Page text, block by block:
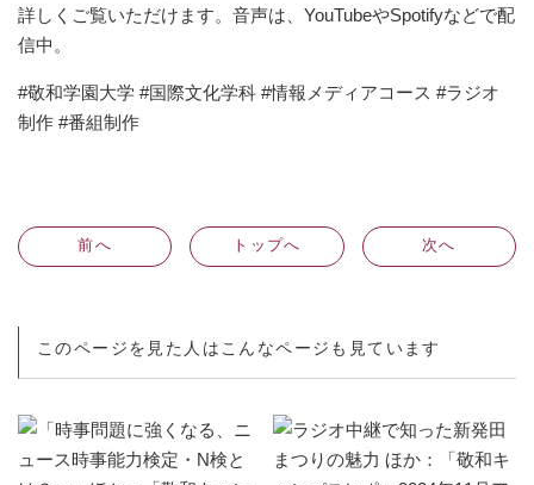
詳しくご覧いただけます。音声は、YouTubeやSpotifyなどで配
信中。
#敬和学園大学 #国際文化学科 #情報メディアコース #ラジオ
制作 #番組制作
前へ トップへ 次へ
このページを見た人はこんなページも見ています